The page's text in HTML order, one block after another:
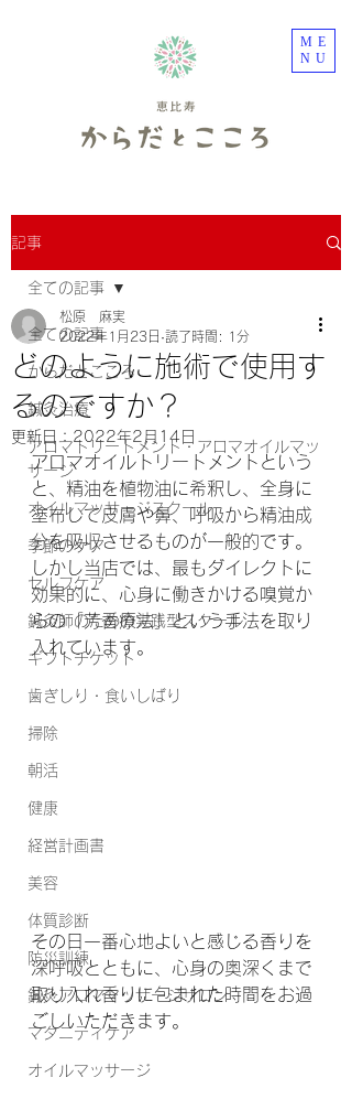
ME
NU
記事
全ての記事
からだとこころ
鍼灸治療
アロマトリートメント・アロマオイルマッ
サージ
オイルマッサージスクール
季節のケア
セルフケア
鍼灸師のための実践型スクール
ギフトチケット
歯ぎしり・食いしばり
掃除
朝活
健康
経営計画書
美容
体質診断
防災訓練
鍼灸アロママッサージサロン
マタニティケア
オイルマッサージ
全ての記事
どのように施術で使用す
るのですか？
松原 麻実
2022年1月23日 読了時間: 1分
更新日： 2022年2月14日
アロマオイルトリートメントという
と、精油を植物油に希釈し、全身に
塗布して皮膚や鼻、呼吸から精油成
分を吸収させるものが一般的です。
しかし当店では、最もダイレクトに
効果的に、心身に働きかける嗅覚か
らの「芳香療法」という手法を取り
入れています。
その日一番心地よいと感じる香りを
深呼吸とともに、心身の奥深くまで
取り入れ香りに包まれた時間をお過
ごしいただきます。